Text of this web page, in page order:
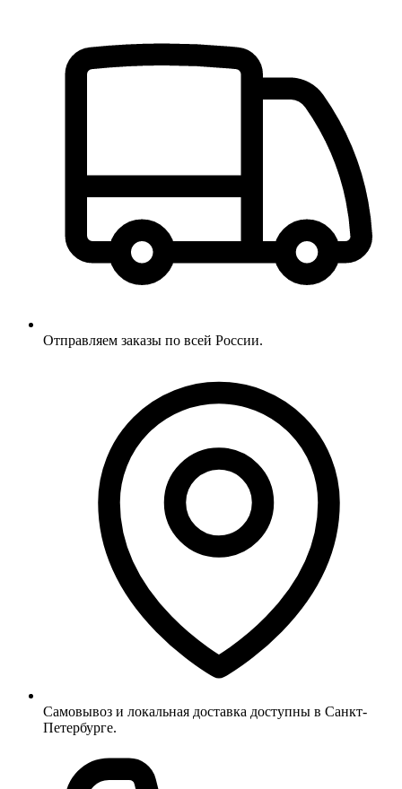
Отправляем заказы по всей России.
Самовывоз и локальная доставка доступны в Санкт-
Петербурге.